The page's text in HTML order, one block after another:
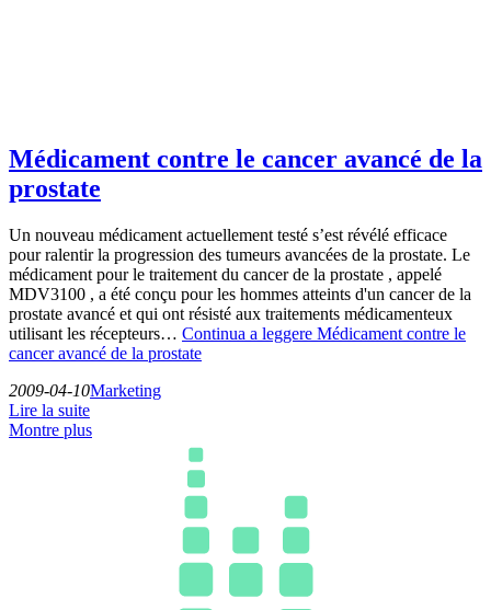
Médicament contre le cancer avancé de la
prostate
Un nouveau médicament actuellement testé s’est révélé efficace
pour ralentir la progression des tumeurs avancées de la prostate. Le
médicament pour le traitement du cancer de la prostate , appelé
MDV3100 , a été conçu pour les hommes atteints d'un cancer de la
prostate avancé et qui ont résisté aux traitements médicamenteux
utilisant les récepteurs… Continua a leggere Médicament contre le
cancer avancé de la prostate
2009-04-10Marketing
Lire la suite
Montre plus